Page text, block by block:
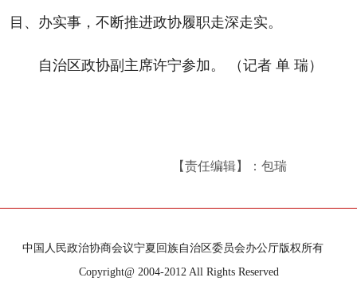
目、办实事，不断推进政协履职走深走实。
自治区政协副主席许宁参加。 （记者 单 瑞）
【责任编辑】：包瑞
中国人民政治协商会议宁夏回族自治区委员会办公厅版权所有
Copyright@ 2004-2012 All Rights Reserved